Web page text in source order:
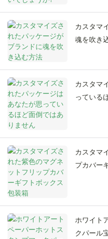
カスタマ
魂を吹き
カスタマ
っている
カスタマ
プカバー
ホワイト
クパール